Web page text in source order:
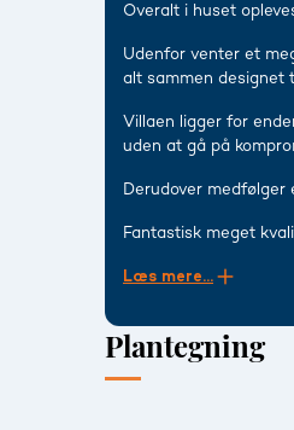
Overalt i huset
Udenfor venter et
alt sammen designet
Villaen ligger for
uden at gå på
Derudover medfølger
Fantastisk meget
Læs mere...
Plantegning